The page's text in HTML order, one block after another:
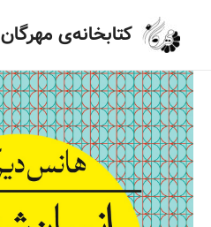
کتابخانه‌ی مهرگان